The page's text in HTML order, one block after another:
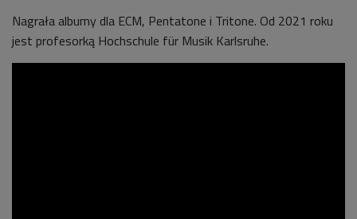
Nagrała albumy dla ECM, Pentatone i Tritone. Od 2021 roku
jest profesorką Hochschule für Musik Karlsruhe.